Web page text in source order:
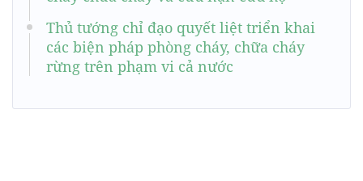
Thủ tướng chỉ đạo quyết liệt triển khai
các biện pháp phòng cháy, chữa cháy
rừng trên phạm vi cả nước